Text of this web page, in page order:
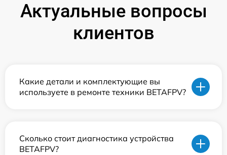
Актуальные вопросы
клиентов
Какие детали и комплектующие вы
используете в ремонте техники BETAFPV?
Сколько стоит диагностика устройства
BETAFPV?